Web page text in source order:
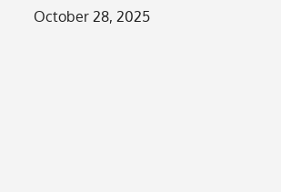
Posted
October 28, 2025